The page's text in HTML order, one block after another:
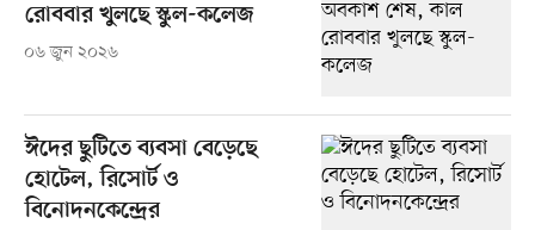
রোববার খুলছে স্কুল-কলেজ
০৬ জুন ২০২৬
ঈদের ছুটিতে ব্যবসা বেড়েছে
হোটেল, রিসোর্ট ও
বিনোদনকেন্দ্রের